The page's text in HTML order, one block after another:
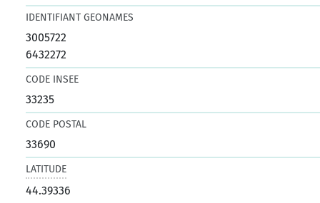
IDENTIFIANT GEONAMES
3005722
6432272
CODE INSEE
33235
CODE POSTAL
33690
LATITUDE
44.39336